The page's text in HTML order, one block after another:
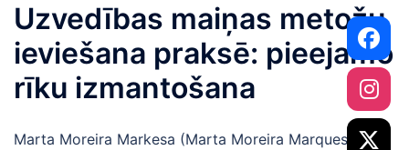
Uzvedības maiņas metožu
ieviešana praksē: pieejamo
rīku izmantošana
Marta Moreira Markesa (Marta Moreira Marques),